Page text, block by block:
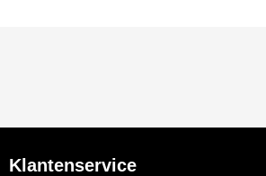
Klantenservice